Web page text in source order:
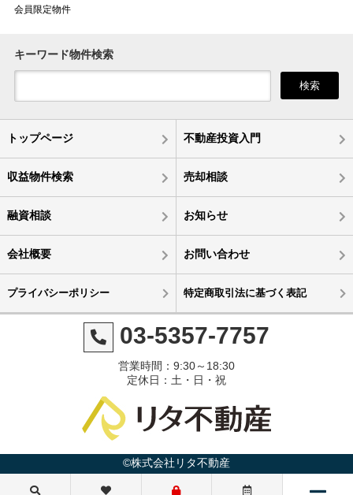
2億2,000万円
1億9,000万円
1億6,000万円
2億2,000万円
会員限定物件
キーワード物件検索
検索
トップページ 不動産投資入門
収益物件検索 売却相談
融資相談 お知らせ
会社概要 お問い合わせ
プライバシーポリシー 特定商取引法に基づく表記
03-5357-7757
営業時間：9:30～18:30
定休日：土・日・祝
©株式会社リタ不動産